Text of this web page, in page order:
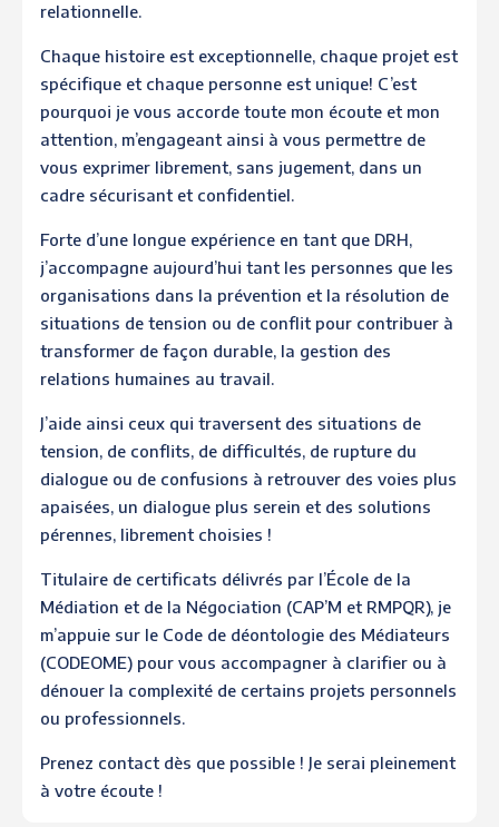
relationnelle.
Chaque histoire est exceptionnelle, chaque projet est
spécifique et chaque personne est unique! C’est
pourquoi je vous accorde toute mon écoute et mon
attention, m’engageant ainsi à vous permettre de
vous exprimer librement, sans jugement, dans un
cadre sécurisant et confidentiel.
Forte d’une longue expérience en tant que DRH,
j’accompagne aujourd’hui tant les personnes que les
organisations dans la prévention et la résolution de
situations de tension ou de conflit pour contribuer à
transformer de façon durable, la gestion des
relations humaines au travail.
J’aide ainsi ceux qui traversent des situations de
tension, de conflits, de difficultés, de rupture du
dialogue ou de confusions à retrouver des voies plus
apaisées, un dialogue plus serein et des solutions
pérennes, librement choisies !
Titulaire de certificats délivrés par l’École de la
Médiation et de la Négociation (CAP’M et RMPQR), je
m’appuie sur le Code de déontologie des Médiateurs
(CODEOME) pour vous accompagner à clarifier ou à
dénouer la complexité de certains projets personnels
ou professionnels.
Prenez contact dès que possible ! Je serai pleinement
à votre écoute !